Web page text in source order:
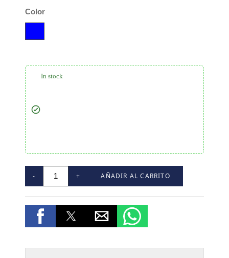
Color
In stock
- + AÑADIR AL CARRITO